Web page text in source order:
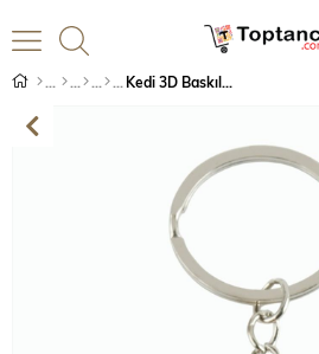
Kedi 3D Baskılı Anahtarlık